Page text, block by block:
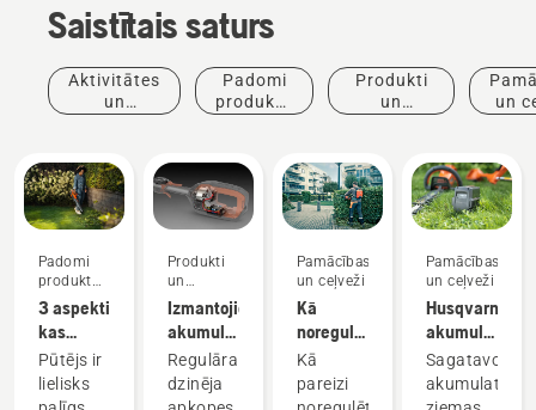
Saistītais saturs
Aktivitātes
un
Padomi
produktu
Produkti
un
un
Padomi
produktu
iegādei
3 aspekti,
kas
jāņem
vērā,
iegādājoties
Pūtējs ir
lielisks
Produkti
un
inovācijas
Izmantojiet
akumulatora
tehniku
un
samaziniet
Regulāra
dzinēja
Jaunumi
un preses
Pamācības
un ceļveži
Kā
noregulēt
mugursomas
akumulatora
uzkabi
Kā
pareizi
Pamācības
un ceļveži
Husqvarna
akumulatoru
uzglabāšana
ziemā
akumulatorus